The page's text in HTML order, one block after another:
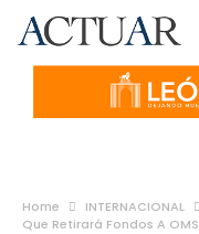
Home INTERNACIONAL
Que Retirará Fondos A OMS